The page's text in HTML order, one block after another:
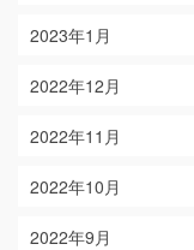
2023年1月
2022年12月
2022年11月
2022年10月
2022年9月